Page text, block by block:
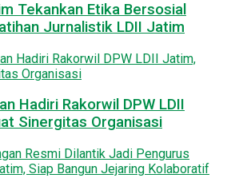
Tekankan Etika Bersosial
Jurnalistik LDII Jatim
Hadiri Rakorwil DPW LDII
Sinergitas Organisasi